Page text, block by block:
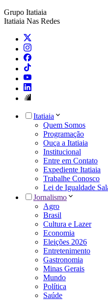
Grupo Itatiaia
Itatiaia Nas Redes
Itatiaia
Quem Somos
Programação
Ouça a Itatiaia
Institucional
Entre em Contato
Expediente Itatiaia
Trabalhe Conosco
Lei de Igualdade
Jornalismo
Agro
Brasil
Cultura e Lazer
Economia
Eleições 2026
Entretenimento
Gastronomia
Minas Gerais
Mundo
Política
Saúde